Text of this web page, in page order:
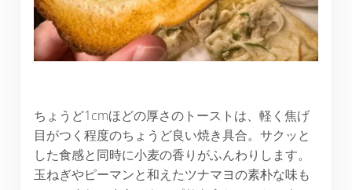
ちょうど1cmほどの厚さのトーストは、軽く焦げ
目がつく程度のちょうど良い焼き具合。サクッと
した食感と同時に小麦の香りがふんわりします。
玉ねぎやピーマンと和えたツナマヨの素朴な味も